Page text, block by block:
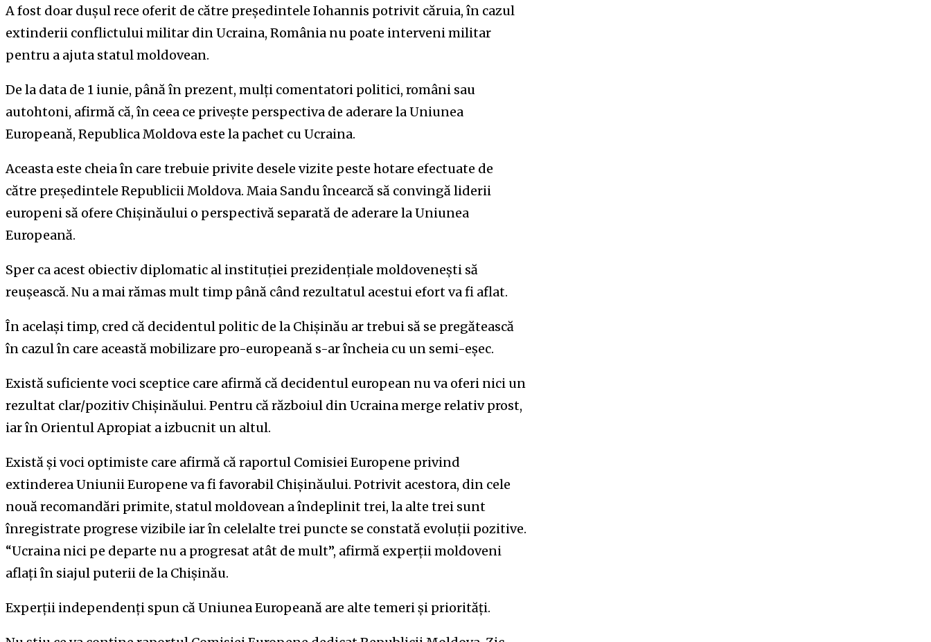
A fost doar dușul rece oferit de către președintele Iohannis potrivit căruia, în cazul
extinderii conflictului militar din Ucraina, România nu poate interveni militar
pentru a ajuta statul moldovean.
De la data de 1 iunie, până în prezent, mulți comentatori politici, români sau
autohtoni, afirmă că, în ceea ce privește perspectiva de aderare la Uniunea
Europeană, Republica Moldova este la pachet cu Ucraina.
Aceasta este cheia în care trebuie privite desele vizite peste hotare efectuate de
către președintele Republicii Moldova. Maia Sandu încearcă să convingă liderii
europeni să ofere Chișinăului o perspectivă separată de aderare la Uniunea
Europeană.
Sper ca acest obiectiv diplomatic al instituției prezidențiale moldovenești să
reușească. Nu a mai rămas mult timp până când rezultatul acestui efort va fi aflat.
În același timp, cred că decidentul politic de la Chișinău ar trebui să se pregătească
în cazul în care această mobilizare pro-europeană s-ar încheia cu un semi-eșec.
Există suficiente voci sceptice care afirmă că decidentul european nu va oferi nici un
rezultat clar/pozitiv Chișinăului. Pentru că războiul din Ucraina merge relativ prost,
iar în Orientul Apropiat a izbucnit un altul.
Există și voci optimiste care afirmă că raportul Comisiei Europene privind
extinderea Uniunii Europene va fi favorabil Chișinăului. Potrivit acestora, din cele
nouă recomandări primite, statul moldovean a îndeplinit trei, la alte trei sunt
înregistrate progrese vizibile iar în celelalte trei puncte se constată evoluții pozitive.
“Ucraina nici pe departe nu a progresat atât de mult”, afirmă experții moldoveni
aflați în siajul puterii de la Chișinău.
Experții independenți spun că Uniunea Europeană are alte temeri și priorități.